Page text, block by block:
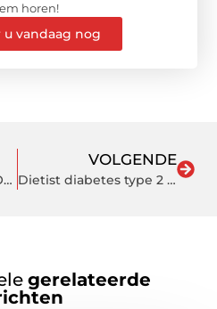
horen!
u vandaag nog
Een Vijver Kopen en Oase Vijverpomp: Alles wat je moet weten
VOLGENDE
Dietist diabetes type 2 en Leververvetting symptomen
gerelateerde